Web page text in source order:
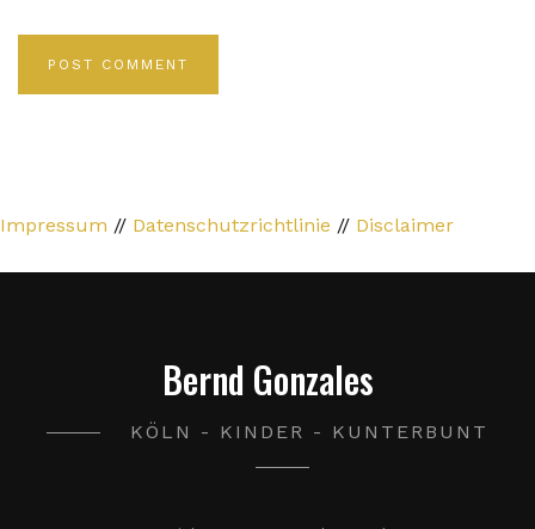
Impressum // Datenschutzrichtlinie // Disclaimer
Bernd Gonzales
KÖLN - KINDER - KUNTERBUNT